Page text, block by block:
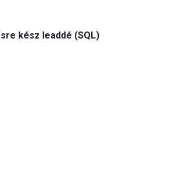
kész leaddé (SQL)